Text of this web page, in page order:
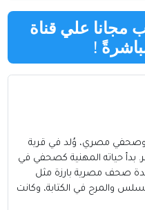
مجانا علي قناة
!
- 2014) هو كاتب وصحفي مصري، وُلد في قرية
بدأ حياته المهنية كصحفي في
صحف مصرية بارزة مثل
والمرح في الكتابة، وكانت